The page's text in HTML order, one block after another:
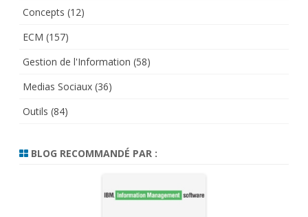
Concepts (12)
ECM (157)
Gestion de l'Information (58)
Medias Sociaux (36)
Outils (84)
BLOG RECOMMANDÉ PAR :